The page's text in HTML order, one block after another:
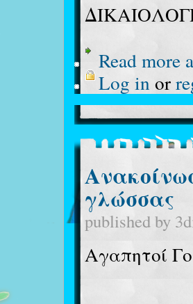
Read more
Log in or
γλώσσας
published by
Αγαπητοί